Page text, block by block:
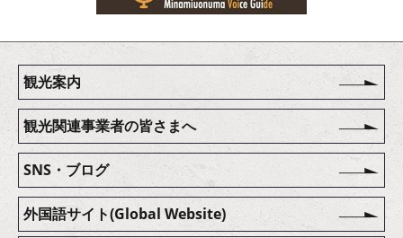
観光案内
観光関連事業者の皆さまへ
SNS・ブログ
外国語サイト(Global Website)